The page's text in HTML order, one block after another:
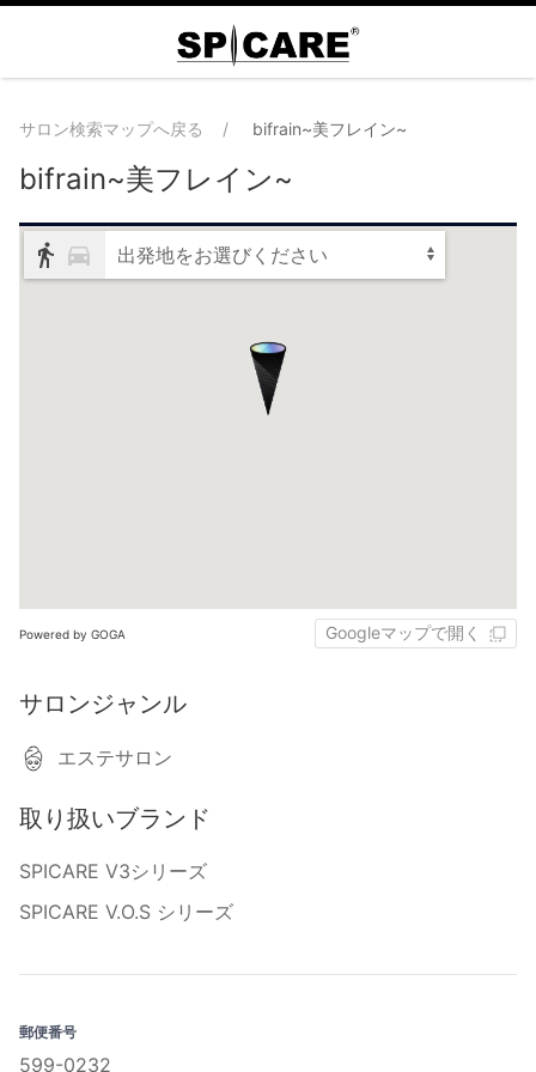
サロン検索マップへ戻る bifrain~美フレイン~
bifrain~美フレイン~
出発地をお選びください
Powered by GOGA Googleマップで開く
サロンジャンル
エステサロン
取り扱いブランド
SPICARE V3シリーズ
SPICARE V.O.S シリーズ
郵便番号
599-0232